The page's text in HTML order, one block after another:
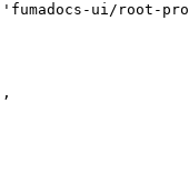
'fumadocs-ui/root-
,